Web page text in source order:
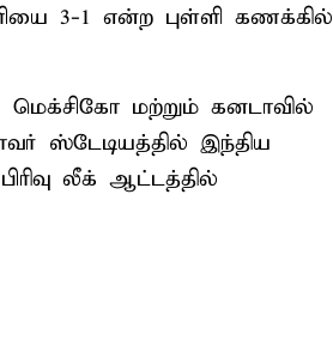
3-1 என்ற புள்ளி கணக்கில்
மற்றும் கனடாவில்
ஸ்டேடியத்தில் இந்திய
லீக் ஆட்டத்தில்